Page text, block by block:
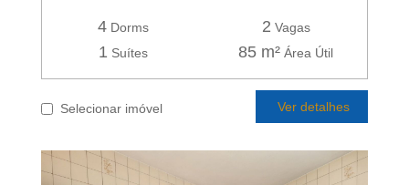
4 Dorms 2 Vagas
1 Suítes 85 m² Área Útil
Selecionar imóvel Ver detalhes